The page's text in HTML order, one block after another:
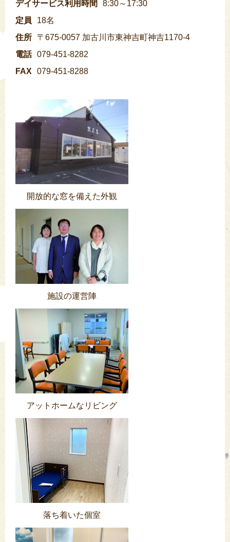
デイサービス利用時間
8:30～17:30
定員
18名
住所
〒675-0057 加古川市東神吉町神吉1170-4
電話 079-451-8282
FAX
079-451-8288
開放的な窓を備えた外観
施設の運営陣
アットホームなリビング
落ち着いた個室